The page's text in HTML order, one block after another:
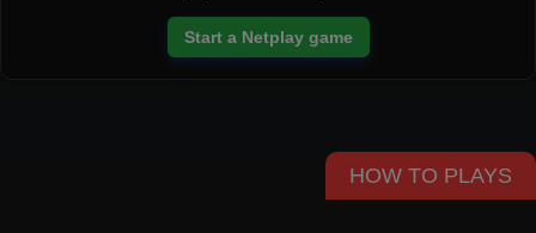
Start a Netplay game
HOW TO PLAYS